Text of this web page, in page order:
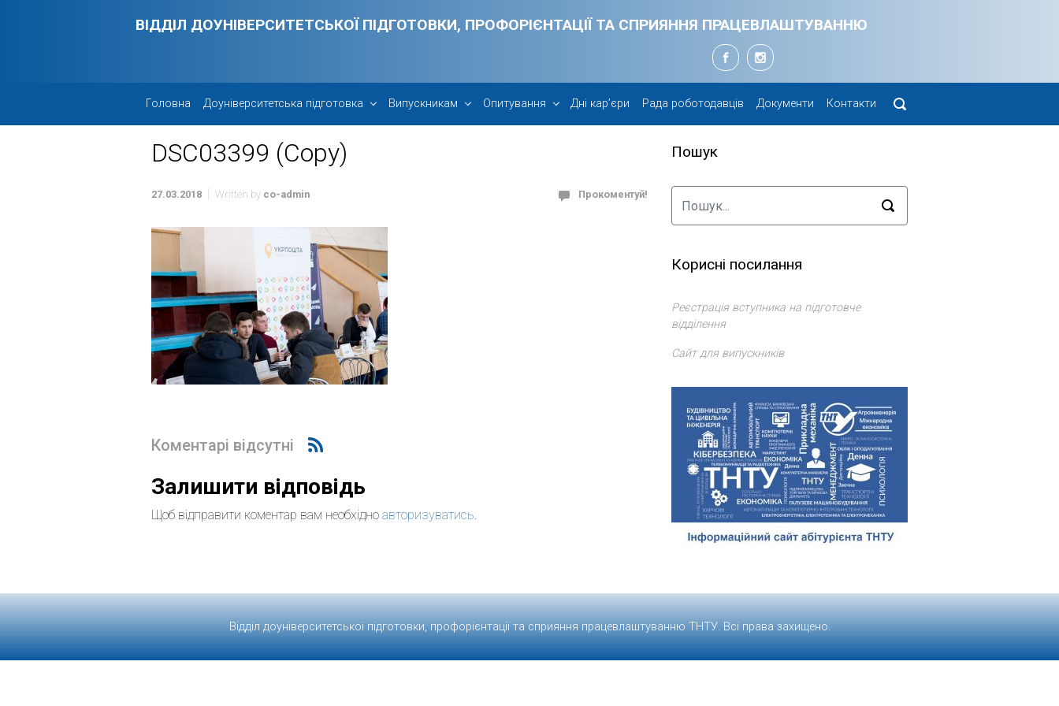
ВІДДІЛ ДОУНІВЕРСИТЕТСЬКОЇ ПІДГОТОВКИ, ПРОФОРІЄНТАЦІЇ ТА СПРИЯННЯ ПРАЦЕВЛАШТУВАННЮ
Головна Доуніверситетська підготовка Випускникам Опитування Дні кар’єри Рада роботодавців Документи Контакти
DSC03399 (Copy)
27.03.2018 Written by co-admin Прокоментуй!
Коментарі відсутні
Залишити відповідь
Щоб відправити коментар вам необхідно авторизуватись.
Пошук
Корисні посилання
Реєстрація вступника на підготовче
відділення
Сайт для випускників
Відділ доуніверситетської підготовки, профорієнтації та сприяння працевлаштуванню ТНТУ. Всі права захищено.